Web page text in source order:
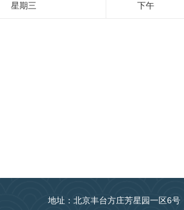
星期三 下午
地址：北京丰台方庄芳星园一区